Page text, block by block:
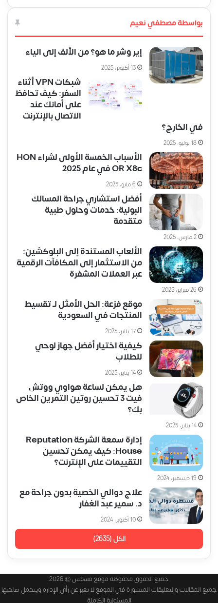
بواسطة مصطفي نعيم
إير وشر ما هو؟ من الألف إلى الياء
13 أكتوبر، 2025
شبكات VPN أثناء
السفر: كيف تحافظ
على أمانك عند
الاتصال بالإنترنت
في الخارج؟
18 يوليو، 2025
الأسباب الخمسة الأولى لشراء HON
OR X8c في عام 2025
6 مايو، 2025
أفضل استشاري جراحة المسالك
البولية: خدمات وحلول طبية
متقدمة
2 مارس، 2025
الألعاب المستندة إلى البلوكشين:
من الاستثمار إلى المكافآت الرقمية
عبر العملات المشفرة
26 فبراير، 2025
موقع فزعة: الحل الأمثل لـ تقسيط
المنتجات في السعودية
17 يناير، 2025
كيفية اختيار أفضل جهاز لوحي
للطلاب
14 يناير، 2025
هل يمكن لساعة هواوي ووتش
فيت 3 تحسين روتين التمرين الخاص
بك؟
14 يناير، 2025
إدارة سمعة الشركة Reputation
House: كيف يمكن تحسين
التقييمات على الإنترنت؟
19 ديسمبر، 2024
علاج دوالي الخصية بدون جراحة مع
د. سمير عبد الغفار
10 أكتوبر، 2024
الكل (2635)
جميع الحقوق محفوظة موقع فسفس © 2026
جميع المقالات والتعليقات المنشورة في الموقع لا تعبر عن رأي الإدارة ويتحمل صاحبها
المسئولية الكاملة